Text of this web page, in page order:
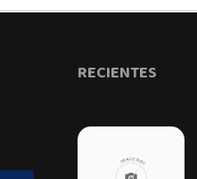
RECIENTES